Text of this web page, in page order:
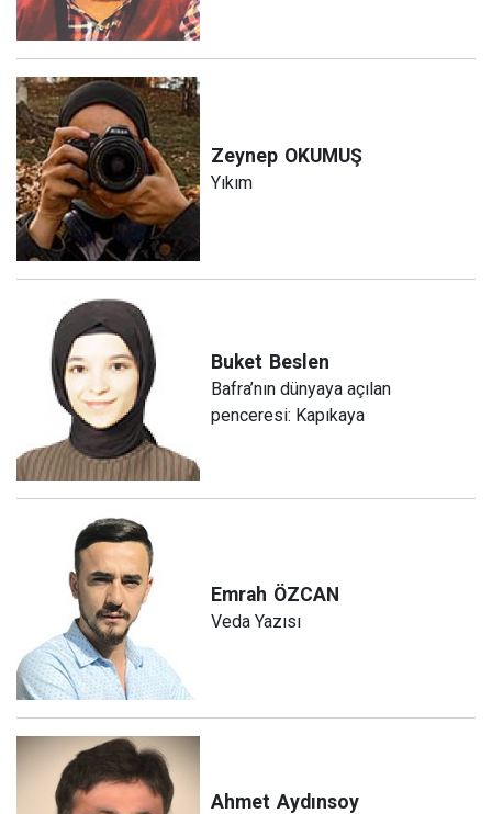
Zeynep OKUMUŞ
Yıkım
Buket Beslen
Bafra’nın dünyaya açılan
penceresi: Kapıkaya
Emrah ÖZCAN
Veda Yazısı
Ahmet Aydınsoy